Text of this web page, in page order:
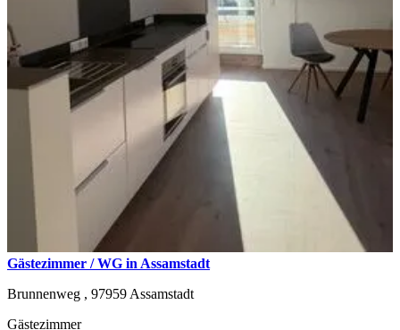
Gästezimmer / WG in Assamstadt
Brunnenweg , 97959 Assamstadt
Gästezimmer